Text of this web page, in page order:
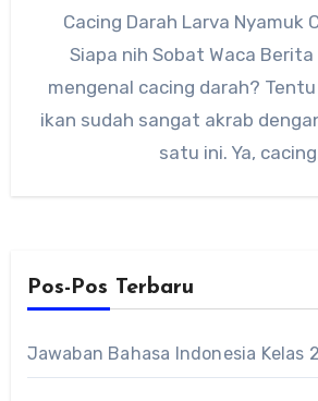
Cacing Darah Larva Nyamuk
Siapa nih Sobat Waca
mengenal cacing darah?
ikan sudah sangat akrab
satu ini. Ya,
Pos-Pos Terbaru
Jawaban Bahasa Indonesia Kelas